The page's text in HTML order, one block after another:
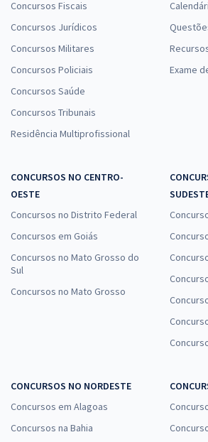
CODERN - Companhia Docas do Rio Grande
à vista
R$25,99
CODERN - Companhia Docas do Rio Grande
à vista
ou 12x de
R$24,65
Economize R$ 73,96 (-
Comprar
CODERN - Companhia Docas do Rio
Conhecimentos Específicos para
Economize R$ 65,96 (-
Concursos Fiscais
Concursos Jurídicos
Concursos Militares
Concursos Policiais
Concursos Saúde
Concursos Tribunais
Residência Multiprofissional
Exame
CONCURSOS NO CENTRO-
OESTE
Concursos no Distrito Federal
Concursos em Goiás
Concursos no Mato Grosso do
Sul
Concursos no Mato Grosso
CONCURSOS NO NORDESTE
Concursos em Alagoas
Concursos na Bahia